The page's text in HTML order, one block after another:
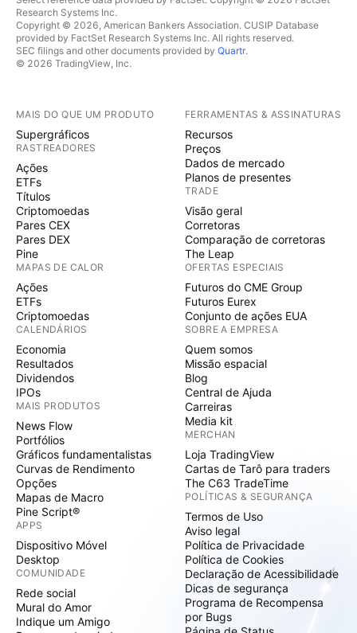
Research Systems Inc.
Copyright © 2026, American Bankers Association. CUSIP Database
provided by FactSet Research Systems Inc. All rights reserved.
SEC filings and other documents provided by Quartr.
© 2026 TradingView, Inc.
MAIS DO QUE UM PRODUTO
Supergráficos
RASTREADORES
Ações
ETFs
Títulos
Criptomoedas
Pares CEX
Pares DEX
Pine
MAPAS DE CALOR
Ações
ETFs
Criptomoedas
CALENDÁRIOS
Economia
Resultados
Dividendos
IPOs
MAIS PRODUTOS
News Flow
Portfólios
Gráficos fundamentalistas
Curvas de Rendimento
Opções
Mapas de Macro
Pine Script®
APPS
Dispositivo Móvel
Desktop
COMUNIDADE
Rede social
Mural do Amor
Indique um Amigo
FERRAMENTAS & ASSINATURAS
Recursos
Preços
Dados de mercado
Planos de presentes
TRADE
Visão geral
Corretoras
Comparação de corretoras
The Leap
OFERTAS ESPECIAIS
Futuros do CME Group
Futuros Eurex
Conjunto de ações EUA
SOBRE A EMPRESA
Quem somos
Missão espacial
Blog
Central de Ajuda
Carreiras
Media kit
MERCHAN
Loja TradingView
Cartas de Tarô para traders
The C63 TradeTime
POLÍTICAS & SEGURANÇA
Termos de Uso
Aviso legal
Política de Privacidade
Política de Cookies
Declaração de Acessibilidade
Dicas de segurança
Programa de Recompensa
por Bugs